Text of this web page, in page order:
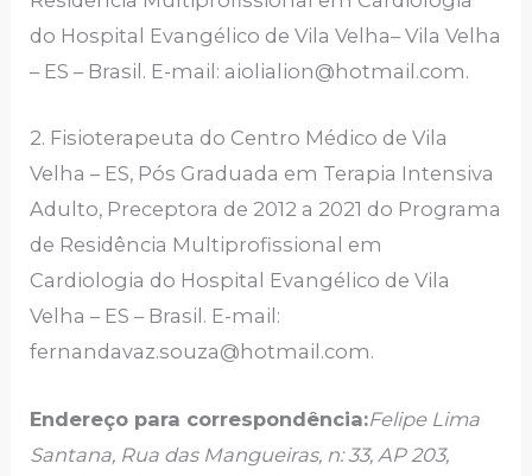
do Hospital Evangélico de Vila Velha– Vila Velha
– ES – Brasil. E-mail: aiolialion@hotmail.com.
2. Fisioterapeuta do Centro Médico de Vila
Velha – ES, Pós Graduada em Terapia Intensiva
Adulto, Preceptora de 2012 a 2021 do Programa
de Residência Multiprofissional em
Cardiologia do Hospital Evangélico de Vila
Velha – ES – Brasil. E-mail:
fernandavaz.souza@hotmail.com.
Endereço para correspondência:Felipe Lima
Santana, Rua das Mangueiras, n: 33, AP 203,